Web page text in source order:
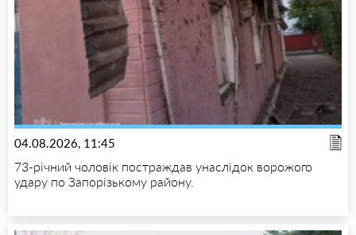
04.08.2026, 11:45
73-річний чоловік постраждав унаслідок ворожого
удару по Запорізькому району.